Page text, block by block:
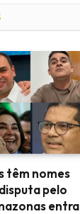
têm nomes
pelo
entra